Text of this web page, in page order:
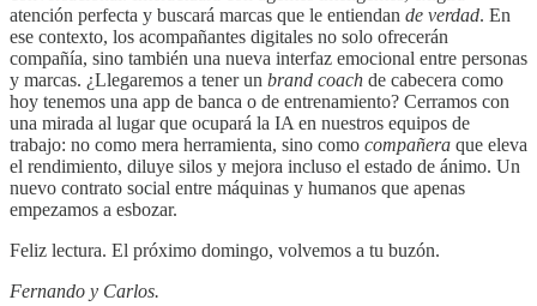
atención perfecta y buscará marcas que le entiendan de verdad. En
ese contexto, los acompañantes digitales no solo ofrecerán
compañía, sino también una nueva interfaz emocional entre personas
y marcas. ¿Llegaremos a tener un brand coach de cabecera como
hoy tenemos una app de banca o de entrenamiento? Cerramos con
una mirada al lugar que ocupará la IA en nuestros equipos de
trabajo: no como mera herramienta, sino como compañera que eleva
el rendimiento, diluye silos y mejora incluso el estado de ánimo. Un
nuevo contrato social entre máquinas y humanos que apenas
empezamos a esbozar.
Feliz lectura. El próximo domingo, volvemos a tu buzón.
Fernando y Carlos.